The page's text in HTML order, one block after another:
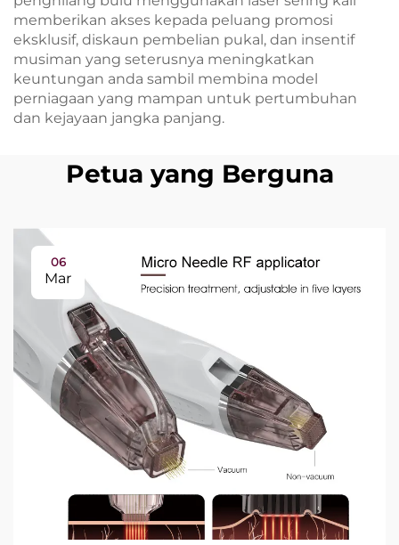
memberikan akses kepada peluang promosi
eksklusif, diskaun pembelian pukal, dan insentif
musiman yang seterusnya meningkatkan
keuntungan anda sambil membina model
perniagaan yang mampan untuk pertumbuhan
dan kejayaan jangka panjang.
Petua yang Berguna
06
Mar